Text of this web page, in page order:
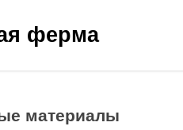
ферма
материалы